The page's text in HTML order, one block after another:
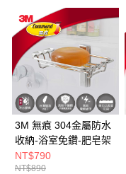
3M 無痕 304金屬防水
收納-浴室免鑽-肥皂架
NT$790
NT$890